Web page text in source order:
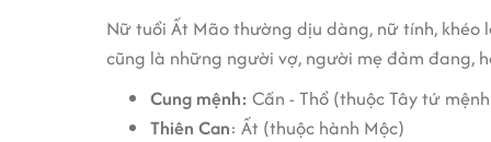
Nữ tuổi Ất Mão thường dịu dàng, nữ tính, khéo
cũng là những người vợ, người mẹ đảm đang,
Cung mệnh: Cấn - Thổ (thuộc Tây tứ
Thiên Can: Ất (thuộc hành Mộc)